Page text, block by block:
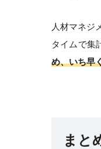
人材マネジ
タイムで集
め、いち早
まと